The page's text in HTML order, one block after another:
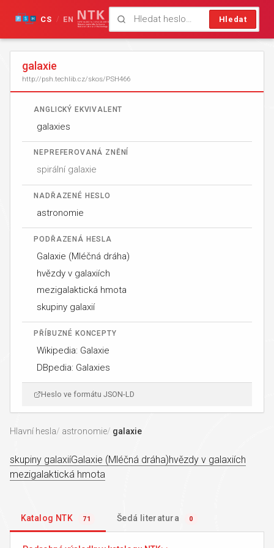
Hledat
CS / EN
galaxie
http://psh.techlib.cz/skos/PSH466
ANGLICKÝ EKVIVALENT
galaxies
NEPREFEROVANÁ ZNĚNÍ
spirální galaxie
NADŘAZENÉ HESLO
astronomie
PODŘAZENÁ HESLA
Galaxie (Mléčná dráha)
hvězdy v galaxiích
mezigalaktická hmota
skupiny galaxií
PŘÍBUZNÉ KONCEPTY
Wikipedia: Galaxie
DBpedia: Galaxies
Heslo ve formátu JSON-LD
Hlavní hesla astronomie galaxie
skupiny galaxiíGalaxie (Mléčná dráha)hvězdy v galaxiích
mezigalaktická hmota
Katalog NTK 71 Šedá literatura 0